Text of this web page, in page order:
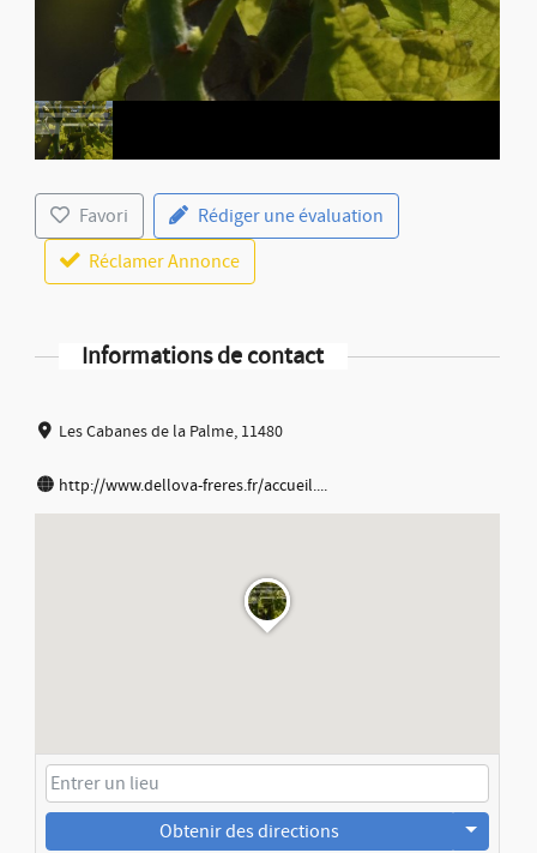
Favori
Rédiger une évaluation
Réclamer Annonce
Informations de contact
Les Cabanes de la Palme, 11480
http://www.dellova-freres.fr/accueil....
Obtenir des directions